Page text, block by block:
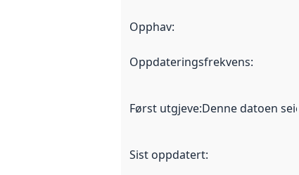
Opphav:
Oppdateringsfrekvens:
Først utgjeve:Denne datoen
Sist oppdatert: